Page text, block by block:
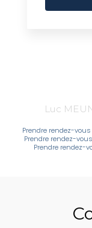
Luc
Prendre rendez-
Prendre rendez-
Prendre rendez-